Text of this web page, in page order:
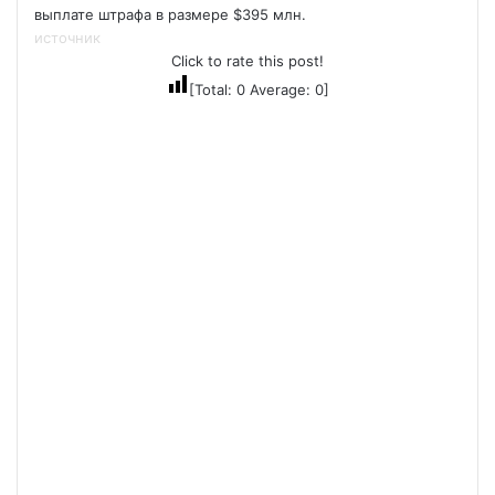
выплате штрафа в размере $395 млн.
источник
Click to rate this post!
[Total: 0Average: 0]